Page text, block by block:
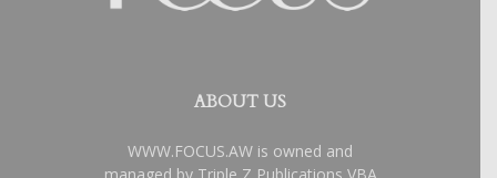
ABOUT US
WWW.FOCUS.AW is owned and